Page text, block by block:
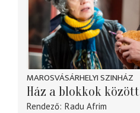
MAROSVÁSÁRHELYI SZINHÁZ
Ház a blokkok között
Rendező Radu Afrim